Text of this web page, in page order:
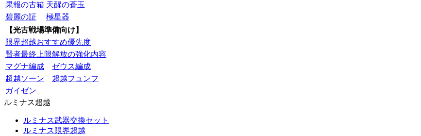
果報の古箱 天醒の蒼玉
碧麗の証
極星器
【光古戦場準備向け】
限界超越おすすめ優先度
賢者最終上限解放の強化内容
マグナ編成
ゼウス編成
超越ソーン
超越フュンフ
ガイゼン
ルミナス超越
ルミナス武器交換セット
ルミナス限界超越